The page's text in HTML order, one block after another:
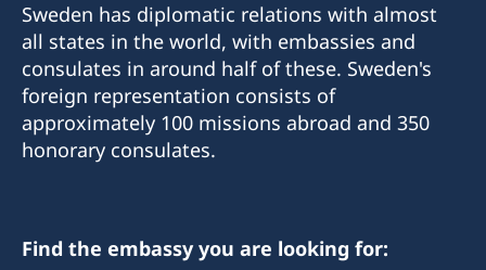
Sweden has diplomatic relations with almost
all states in the world, with embassies and
consulates in around half of these. Sweden's
foreign representation consists of
approximately 100 missions abroad and 350
honorary consulates.
Find the embassy you are looking for: